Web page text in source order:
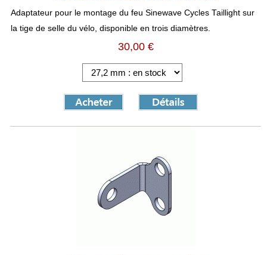
Adaptateur pour le montage du feu Sinewave Cycles Taillight sur
la tige de selle du vélo, disponible en trois diamètres.
30,00 €